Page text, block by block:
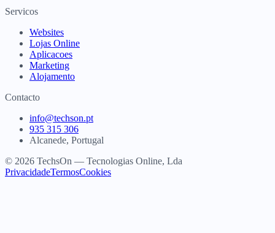
Servicos
Websites
Lojas Online
Aplicacoes
Marketing
Alojamento
Contacto
info@techson.pt
935 315 306
Alcanede, Portugal
© 2026 TechsOn — Tecnologias Online, Lda
PrivacidadeTermosCookies